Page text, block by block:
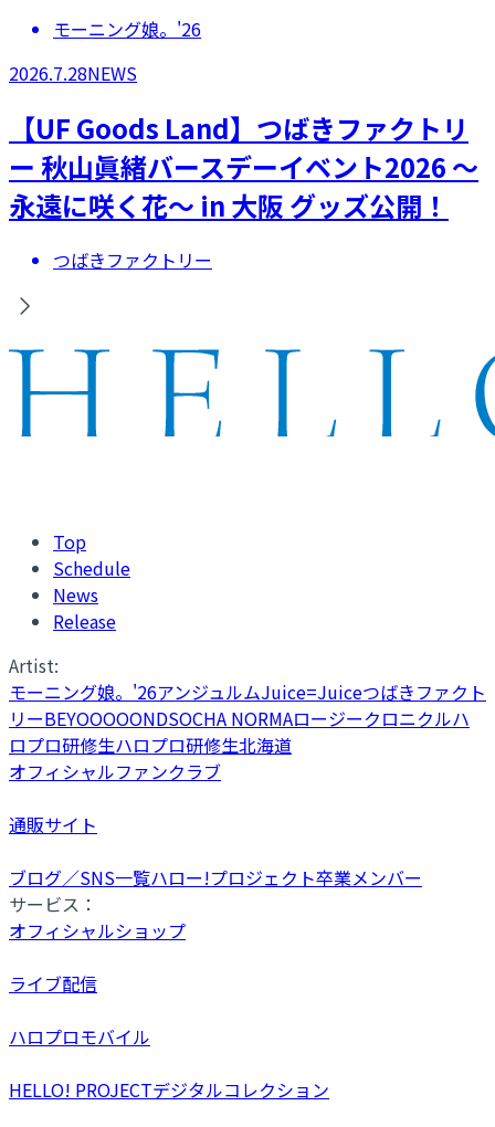
モーニング娘。'26
2026.7.28NEWS
【UF Goods Land】つばきファクトリ
ー 秋山眞緒バースデーイベント2026 ～
永遠に咲く花～ in 大阪 グッズ公開！
つばきファクトリー
Top
Schedule
News
Release
Artist:
モーニング娘。'26アンジュルムJuice=Juiceつばきファクト
リーBEYOOOOONDSOCHA NORMAロージークロニクルハ
ロプロ研修生ハロプロ研修生北海道
オフィシャルファンクラブ
通販サイト
ブログ／SNS一覧ハロー!プロジェクト卒業メンバー
サービス：
オフィシャルショップ
ライブ配信
ハロプロモバイル
HELLO! PROJECTデジタルコレクション